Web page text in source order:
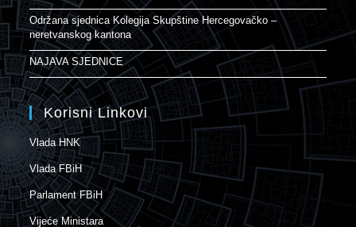
Održana sjednica Kolegija Skupštine Hercegovačko –
neretvanskog kantona
NAJAVA SJEDNICE
Korisni Linkovi
Vlada HNK
Vlada FBiH
Parlament FBiH
Vijeće Ministara